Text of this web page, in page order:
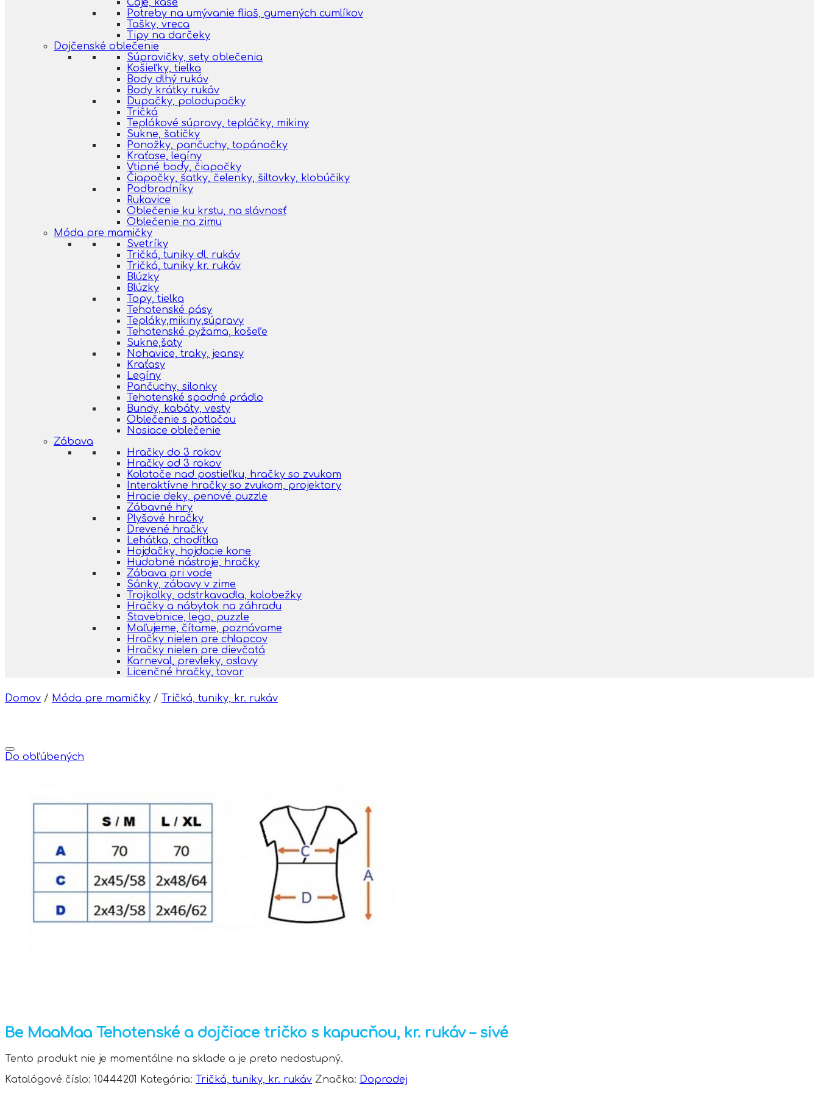
Čaje, kaše
Potreby na umývanie fliaš, gumených cumlíkov
Tašky, vreca
Tipy na darčeky
Dojčenské oblečenie
Súpravičky, sety oblečenia
Košieľky, tielka
Body dlhý rukáv
Body krátky rukáv
Dupačky, polodupačky
Tričká
Teplákové súpravy, tepláčky, mikiny
Sukne, šatičky
Ponožky, pančuchy, topánočky
Kraťase, legíny
Vtipné body, čiapočky
Čiapočky, šatky, čelenky, šiltovky, klobúčiky
Podbradníky
Rukavice
Oblečenie ku krstu, na slávnosť
Oblečenie na zimu
Móda pre mamičky
Svetríky
Tričká, tuniky dl. rukáv
Tričká, tuniky kr. rukáv
Blúzky
Blúzky
Topy, tielka
Tehotenské pásy
Tepláky,mikiny,súpravy
Tehotenské pyžama, košeľe
Sukne,šaty
Nohavice, traky, jeansy
Kraťasy
Legíny
Pančuchy, silonky
Tehotenské spodné prádlo
Bundy, kabáty, vesty
Oblečenie s potlačou
Nosiace oblečenie
Zábava
Hračky do 3 rokov
Hračky od 3 rokov
Kolotoče nad postieľku, hračky so zvukom
Interaktívne hračky so zvukom, projektory
Hracie deky, penové puzzle
Zábavné hry
Plyšové hračky
Drevené hračky
Lehátka, chodítka
Hojdačky, hojdacie kone
Hudobné nástroje, hračky
Zábava pri vode
Sánky, zábavy v zime
Trojkolky, odstrkavadla, kolobežky
Hračky a nábytok na záhradu
Stavebnice, lego, puzzle
Maľujeme, čítame, poznávame
Hračky nielen pre chlapcov
Hračky nielen pre dievčatá
Karneval, prevleky, oslavy
Licenčné hračky, tovar
Domov / Móda pre mamičky / Tričká, tuniky, kr. rukáv
Do obľúbených
Be MaaMaa Tehotenské a dojčiace tričko s kapucňou, kr. rukáv – sivé
Tento produkt nie je momentálne na sklade a je preto nedostupný.
Katalógové číslo: 10444201 Kategória: Tričká, tuniky, kr. rukáv Značka: Doprodej